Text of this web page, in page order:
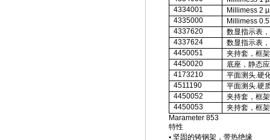
4334001
Millimess 2
4335000
Millimess
4337620
数显指示表，
4337624
数显指示表，
4450051
夹持套，框
4450020
底座，静态
4173210
平面测头.硬
4511190
平面测头.硬
4450052
夹持套，框
4450053
夹持套，框
Marameter 853
特性
• 坚固的铸钢架，带热绝缘